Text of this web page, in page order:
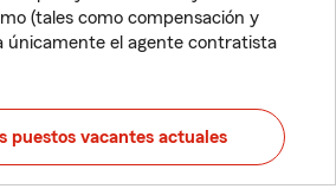
(tales como compensación y
únicamente el agente contratista
puestos vacantes actuales